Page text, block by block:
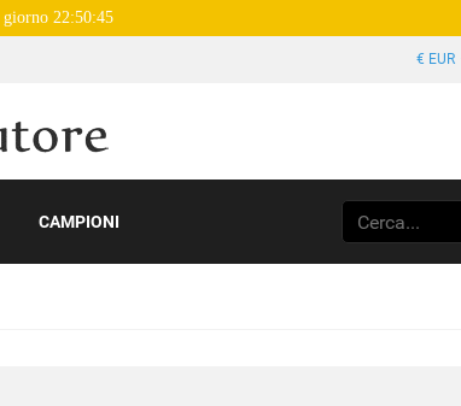
giorno 22:50:43
€ EUR
CAMPIONI